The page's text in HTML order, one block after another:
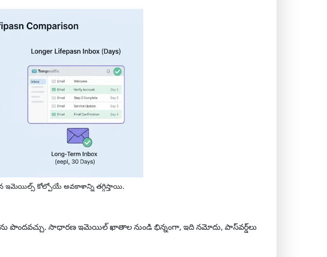
ఇమెయిల్స్ కోల్పోయే అవకాశాన్ని తగ్గిస్తాయి.
సాధారణ ఇమెయిల్ ఖాతాల నుండి భిన్నంగా, ఇది నమోదు, పాస్‌వర్డ్‌లు